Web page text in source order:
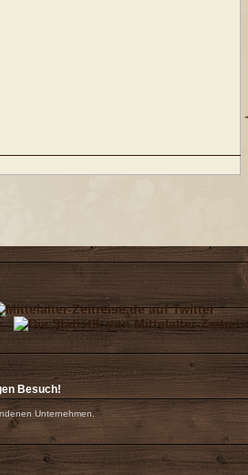
Besuch!
Unternehmen.